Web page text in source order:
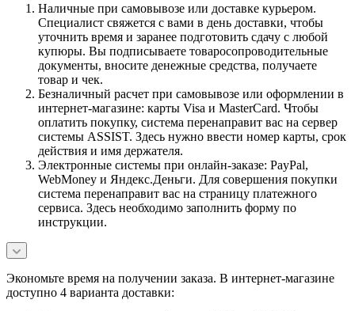
Наличные при самовывозе или доставке курьером.
Специалист свяжется с вами в день доставки, чтобы
уточнить время и заранее подготовить сдачу с любой
купюры. Вы подписываете товаросопроводительные
документы, вносите денежные средства, получаете
товар и чек.
Безналичный расчет при самовывозе или оформлении в
интернет-магазине: карты Visa и MasterCard. Чтобы
оплатить покупку, система перенаправит вас на сервер
системы ASSIST. Здесь нужно ввести номер карты, срок
действия и имя держателя.
Электронные системы при онлайн-заказе: PayPal,
WebMoney и Яндекс.Деньги. Для совершения покупки
система перенаправит вас на страницу платежного
сервиса. Здесь необходимо заполнить форму по
инструкции.
Экономьте время на получении заказа. В интернет-магазине
доступно 4 варианта доставки: